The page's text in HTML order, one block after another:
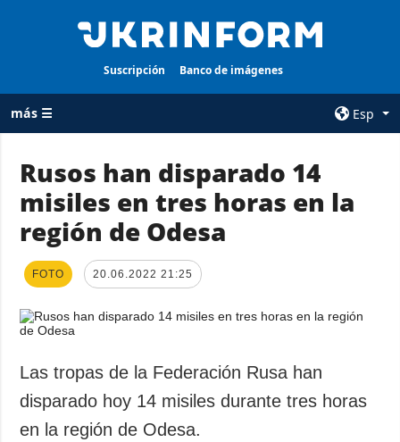
Suscripción Banco de imágenes
más ☰
Esp
TODAS LAS
CATEGORÍAS
Guerra
Reconstrucción
Política
Defensa
Sociedad y
Cultura
AGENCIA
privacidad y
protección de
Rusos han disparado 14
misiles en tres horas en la
región de Odesa
FOTO 20.06.2022 21:25
Las tropas de la Federación Rusa han
disparado hoy 14 misiles durante tres horas
en la región de Odesa.